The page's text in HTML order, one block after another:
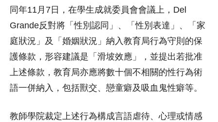
同年11月7日，在學生成就委員會會議上，Del
Grande反對將「性別認同」、「性別表達」、「家
庭狀況」及「婚姻狀況」納入教育局行為守則的保
護條款，形容建議是「滑坡效應」，並提出若批准
上述條款，教育局亦應將數十個不相關的性行為術
語一併納入，包括獸交、戀童癖及吸血鬼性癖等。
教師學院裁定上述行為構成言語虐待、心理或情感